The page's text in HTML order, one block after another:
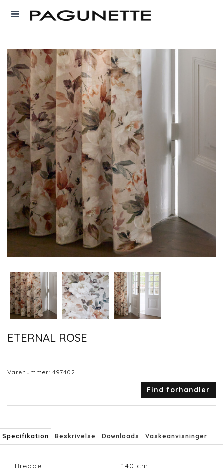
ETERNAL ROSE
Varenummer: 497402
Find forhandler
Specifikation Beskrivelse Downloads Vaskeanvisninger
Bredde 140 cm